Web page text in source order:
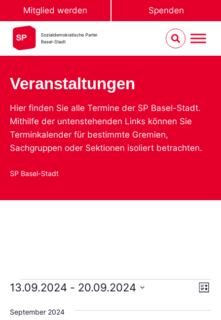
Mitglied werden Spenden
Sozialdemokratische Partei
Basel-Stadt
Veranstaltungen
Hier finden Sie alle Termine der SP Basel-Stadt.
Mithilfe der untenstehenden Links können Sie
Terminkalender für bestimmte Gremien,
Sachgruppen oder Sektionen isoliert betrachten.
SP Basel-Stadt
Liste
13.09.2024 - 20.09.2024
Sie
das
September 2024